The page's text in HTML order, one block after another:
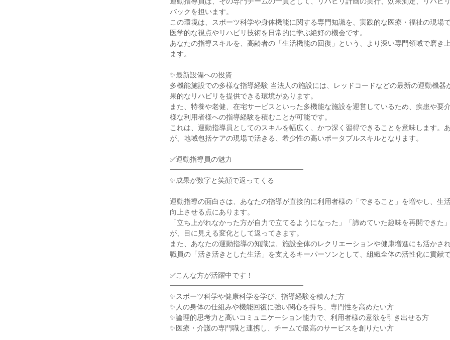
バックを担います。
この環境は、スポーツ科学や身体機能に関する専門知識を、実践的な医療・福祉の現場
医学的な視点やリハビリ技術を日常的に学ぶ絶好の機会です。
あなたの指導スキルを、高齢者の「生活機能の回復」という、より深い専門領域で磨き
ます。
✨最新設備への投資
多機能施設での多様な指導経験 当法人の施設には、レッドコードなどの最新の運動機器
果的なリハビリを提供できる環境があります。
また、特養や老健、在宅サービスといった多機能な施設を運営しているため、疾患や要
様な利用者様への指導経験を積むことが可能です。
これは、運動指導員としてのスキルを幅広く、かつ深く習得できることを意味します。
が、地域包括ケアの現場で活きる、希少性の高いポータブルスキルとなります。
✅運動指導員の魅力
━━━━━━━━━━━━━━━━━━━
✨成果が数字と笑顔で返ってくる
運動指導の面白さは、あなたの指導が直接的に利用者様の「できること」を増やし、生
向上させる点にあります。
「立ち上がれなかった方が自力で立てるようになった」「諦めていた趣味を再開できた
が、目に見える変化として返ってきます。
また、あなたの運動指導の知識は、施設全体のレクリエーションや健康増進にも活かさ
職員の「活き活きとした生活」を支えるキーパーソンとして、組織全体の活性化に貢献で
✅こんな方が活躍中です！
━━━━━━━━━━━━━━━━━━━
✨スポーツ科学や健康科学を学び、指導経験を積んだ方
✨人の身体の仕組みや機能回復に強い関心を持ち、専門性を高めたい方
✨論理的思考力と高いコミュニケーション能力で、利用者様の意欲を引き出せる方
✨医療・介護の専門職と連携し、チームで最高のサービスを創りたい方